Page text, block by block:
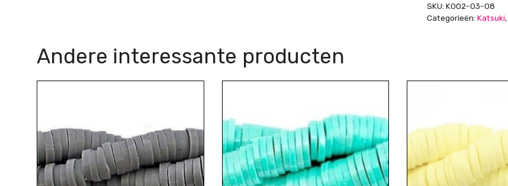
aantal
SKU: K002-03-08
Categorieën: Katsuki,
Andere interessante producten